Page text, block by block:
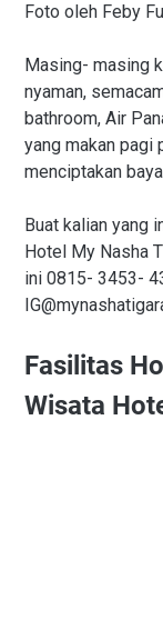
Foto oleh Feby
Masing- masing
nyaman,
bathroom, Air
yang makan pagi
menciptakan
Buat kalian yang
Hotel My Nasha
ini 0815- 3453-
Fasilitas
Wisata